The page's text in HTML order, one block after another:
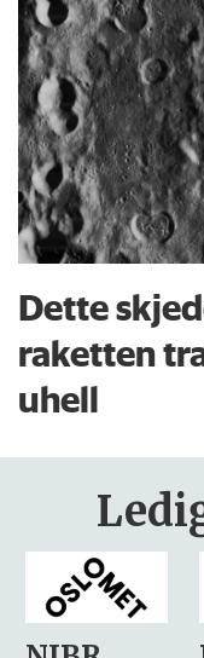
Dette
raketten
uhell